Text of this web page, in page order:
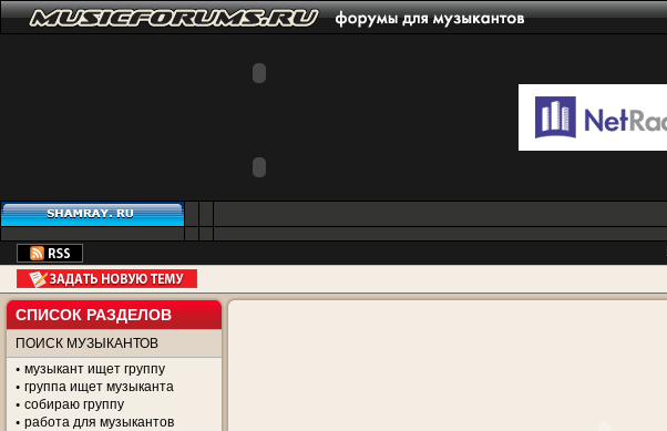
СПИСОК РАЗДЕЛОВ
ПОИСК МУЗЫКАНТОВ
музыкант ищет группу
группа ищет музыканта
собираю группу
работа для музыкантов